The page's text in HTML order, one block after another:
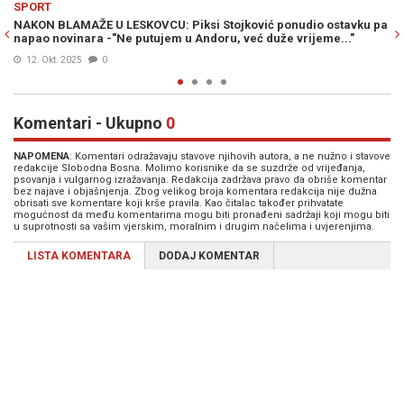
ostavku pa NAKON NEZABILJEŽENE BLAMAŽE NA MARAKANI: Piksi
dobio neugodno pitanje, mediji u šoku...
10. Sep. 2025
Komentari - Ukupno 0
NAPOMENA: Komentari odražavaju stavove njihovih autora, a ne nužno i stavove
redakcije Slobodna Bosna. Molimo korisnike da se suzdrže od vrijeđanja,
psovanja i vulgarnog izražavanja. Redakcija zadržava pravo da obriše komentar
bez najave i objašnjenja. Zbog velikog broja komentara redakcija nije dužna
obrisati sve komentare koji krše pravila. Kao čitalac također prihvatate
mogućnost da među komentarima mogu biti pronađeni sadržaji koji mogu biti
u suprotnosti sa vašim vjerskim, moralnim i drugim načelima i uvjerenjima.
LISTA KOMENTARA DODAJ KOMENTAR